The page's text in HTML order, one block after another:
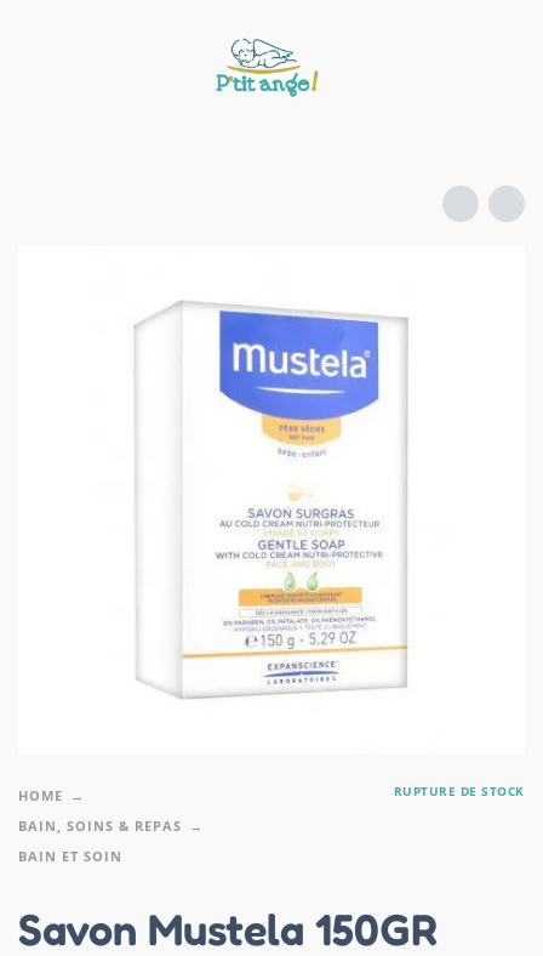
HOME
BAIN, SOINS & REPAS
BAIN ET SOIN
RUPTURE DE STOCK
Savon Mustela 150GR